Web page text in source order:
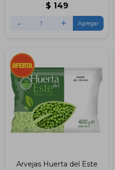
$ 149
- +
Arvejas Huerta del Este